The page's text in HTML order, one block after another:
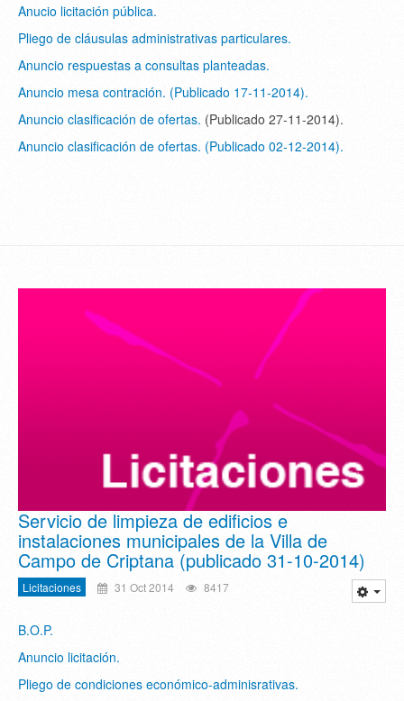
Anucio licitación pública.
Pliego de cláusulas administrativas particulares.
Anuncio respuestas a consultas planteadas.
Anuncio mesa contración. (Publicado 17-11-2014).
Anuncio clasificación de ofertas. (Publicado 27-11-2014).
Anuncio clasificación de ofertas. (Publicado 02-12-2014).
Servicio de limpieza de edificios e
instalaciones municipales de la Villa de
Campo de Criptana (publicado 31-10-2014)
Licitaciones 31 Oct 2014 8417
B.O.P.
Anuncio licitación.
Pliego de condiciones económico-adminisrativas.